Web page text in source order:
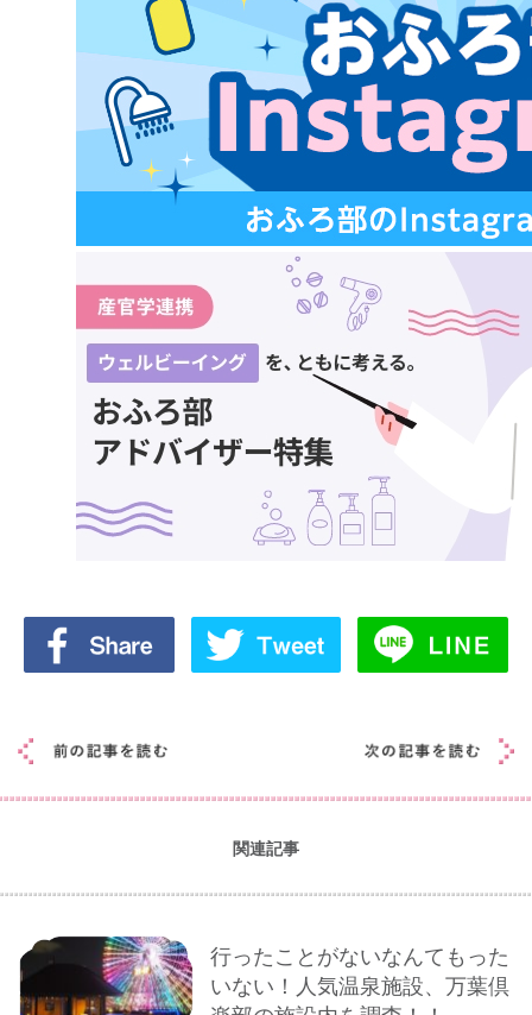
関連記事
行ったことがないなんてもった
いない！人気温泉施設、万葉倶